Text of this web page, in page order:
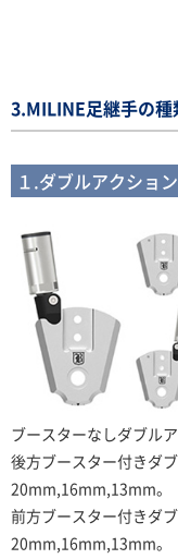
3.MILINE足継手の種
１.ダブルアクション
ブースターなしダブル
後方ブースター付きダ
20mm,16mm,13mm。
前方ブースター付きダ
20mm,16mm,13mm。